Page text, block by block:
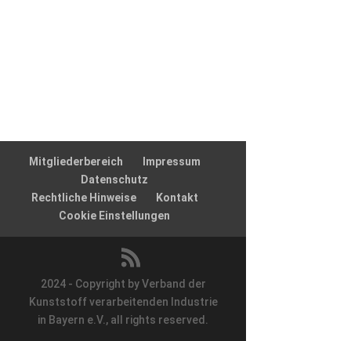
Mitgliederbereich
Impressum
Datenschutz
Rechtliche Hinweise
Kontakt
Cookie Einstellungen
2024 - Copyright by Verband der
Kunststoff verarbeitenden Industrie
in Bayern e.V., all rights reserved.